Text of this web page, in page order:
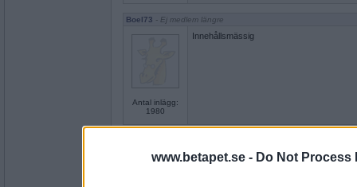
www.betapet.se - Do Not Process
Boel73 - Ej medlem längre
Antal inlägg:
1980
Innehållsmässig
sigill